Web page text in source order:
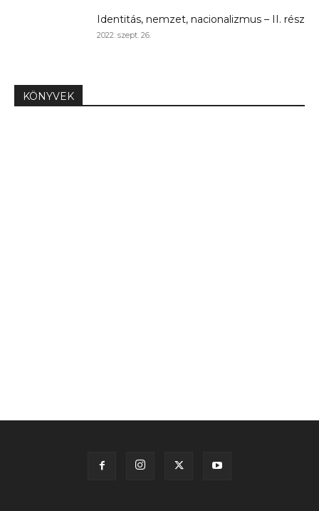
Identitás, nemzet, nacionalizmus – II. rész
2022. szept. 26.
KÖNYVEK